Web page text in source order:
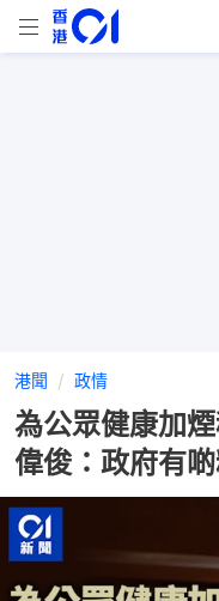
港聞 政情
為公眾健康加
偉俊：政府有